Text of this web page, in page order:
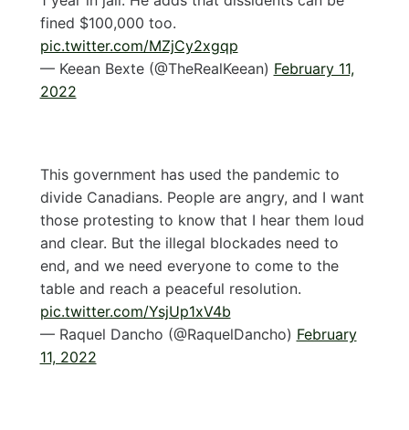
fined $100,000 too.
pic.twitter.com/MZjCy2xgqp
— Keean Bexte (@TheRealKeean) February 11,
2022
This government has used the pandemic to
divide Canadians. People are angry, and I want
those protesting to know that I hear them loud
and clear. But the illegal blockades need to
end, and we need everyone to come to the
table and reach a peaceful resolution.
pic.twitter.com/YsjUp1xV4b
— Raquel Dancho (@RaquelDancho) February
11, 2022